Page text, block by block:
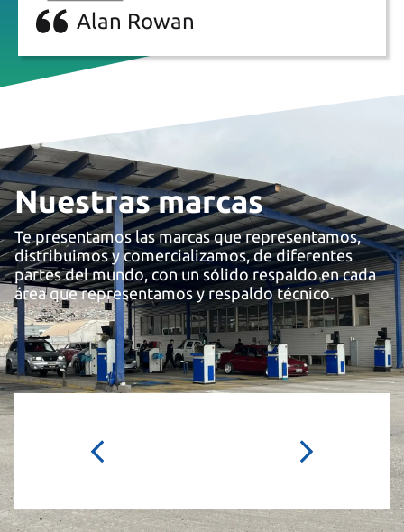
Alan Rowan
Nuestras marcas
Te presentamos las marcas que representamos,
distribuimos y comercializamos, de diferentes
partes del mundo, con un sólido respaldo en cada
área que representamos y respaldo técnico.